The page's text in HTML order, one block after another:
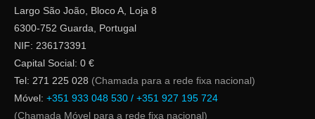
Largo São João, Bloco A, Loja 8
6300-752 Guarda, Portugal
NIF: 236173391
Capital Social: 0 €
Tel: 271 225 028 (Chamada para a rede fixa nacional)
Móvel: +351 933 048 530 / +351 927 195 724
(Chamada Móvel para a rede fixa nacional)